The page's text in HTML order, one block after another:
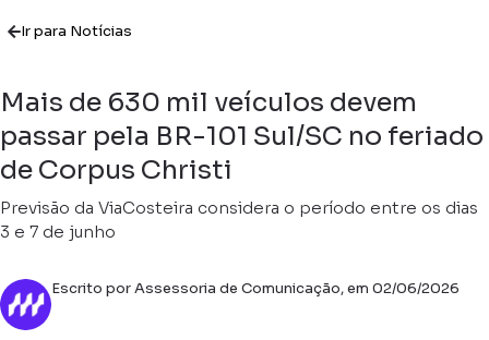
Ir para Notícias
Mais de 630 mil veículos devem
passar pela BR-101 Sul/SC no feriado
de Corpus Christi
Previsão da ViaCosteira considera o período entre os dias
3 e 7 de junho
Escrito por Assessoria de Comunicação, em 02/06/2026